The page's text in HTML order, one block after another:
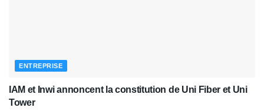
ENTREPRISE
IAM et Inwi annoncent la constitution de Uni Fiber et Uni
Tower